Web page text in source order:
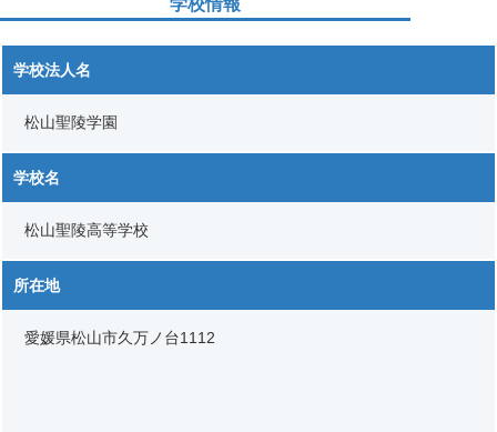
学校情報
学校法人名
松山聖陵学園
学校名
松山聖陵高等学校
所在地
愛媛県松山市久万ノ台1112